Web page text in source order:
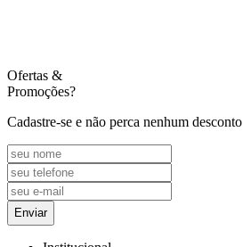
Ofertas &
Promoções?
Cadastre-se e não perca nenhum desconto
Enviar